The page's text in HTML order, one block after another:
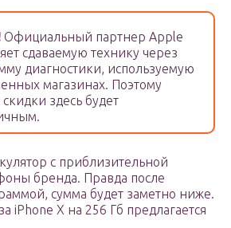
Официальный партнер Apple
сдаваемую технику через
диагностики, используемую
магазинах. Поэтому
здесь будет
с приблизительной
бренда. Правда после
сумма будет заметно ниже.
iPhone X на 256 Гб предлагается